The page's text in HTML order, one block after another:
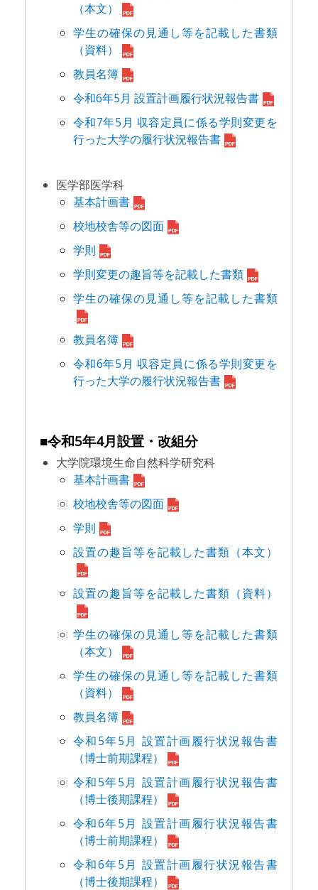
（本文）
学生の確保の見通し等を記載した書類
（資料）
教員名簿
令和6年5月 設置計画履行状況報告書
令和7年5月 収容定員に係る学則変更を
行った大学の履行状況報告書
医学部医学科
基本計画書
校地校舎等の図面
学則
学則変更の趣旨等を記載した書類
学生の確保の見通し等を記載した書類
教員名簿
令和6年5月 収容定員に係る学則変更を
行った大学の履行状況報告書
■令和5年4月設置・改組分
大学院環境生命自然科学研究科
基本計画書
校地校舎等の図面
学則
設置の趣旨等を記載した書類（本文）
設置の趣旨等を記載した書類（資料）
学生の確保の見通し等を記載した書類
（本文）
学生の確保の見通し等を記載した書類
（資料）
教員名簿
令和5年5⽉ 設置計画履⾏状況報告書
（博⼠前期課程）
令和5年5⽉ 設置計画履⾏状況報告書
（博⼠後期課程）
令和6年5月 設置計画履行状況報告書
（博士前期課程）
令和6年5月 設置計画履行状況報告書
（博士後期課程）